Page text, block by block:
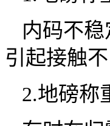
内码不
引起接触
2.地磅称